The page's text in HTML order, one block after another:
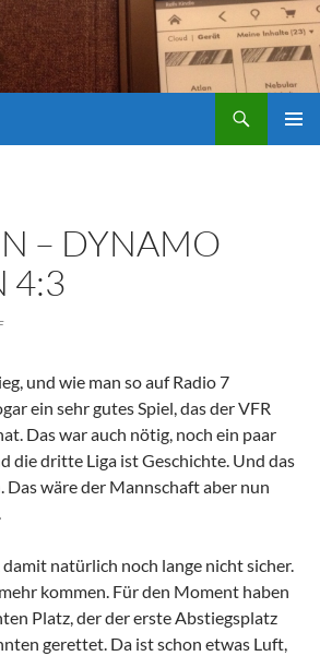
– DYNAMO
4:3
und wie man so auf Radio 7
ein sehr gutes Spiel, das der VFR
Das war auch nötig, noch ein paar
die dritte Liga ist Geschichte. Und das
Das wäre der Mannschaft aber nun
natürlich noch lange nicht sicher.
kommen. Für den Moment haben
Platz, der der erste Abstiegsplatz
gerettet. Da ist schon etwas Luft,